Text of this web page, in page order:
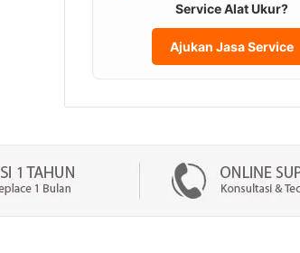
Service Alat Ukur?
Ajukan Jasa Service